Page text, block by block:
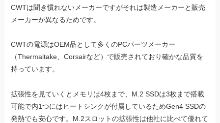
CWTは聞き慣れないメーカーですがそれは製造メーカーと販売
メーカーが異なるためです。
CWTの電源はOEM品として多くのPCパーツメーカー
（Thermaltake、Corsairなど）で販売されており確かな品質を
持っています。
拡張性を見ていくとメモリは4枚まで、M.2 SSDは3枚まで搭載
可能で内1つにはヒートシンクが付属しているためGen4 SSDの
発熱でも安心です。M.2スロットの拡張性は他社に比べて優れて